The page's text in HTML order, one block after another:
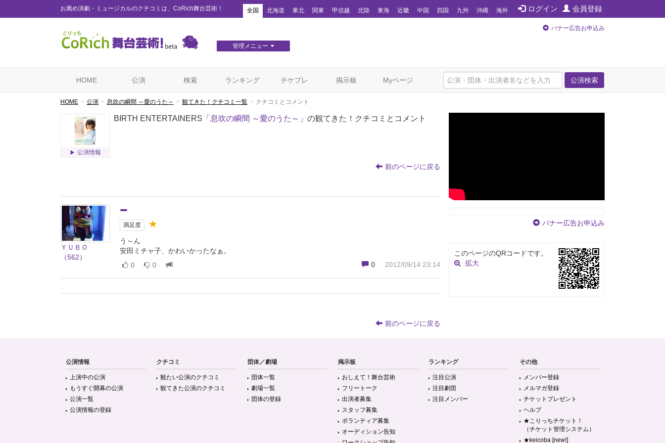
お薦め演劇・ミュージカルのクチコミは、CoRich舞台芸術！ ログイン 会員登録
全国 北海道 東北 関東 甲信越 北陸 東海 近畿 中国 四国 九州 沖縄 海外
管理メニュー
バナー広告お申込み
公演検索
HOME 公演 検索 ランキング チケプレ 掲示板 Myページ
HOME 公演 息吹の瞬間 ～愛のうた～ 観てきた！クチコミ一覧 クチコミとコメント
公演情報
BIRTH ENTERTAINERS「 息吹の瞬間 ～愛のうた～ 」の観てきた！クチコミとコメント
前のページに戻る
ＹＵＢＯ
（562）
満足度 ★
う～ん
安田ミチャ子、かわいかったなぁ。
0
2012/09/14 23:14
0 0
前のページに戻る
バナー広告お申込み
このページのQRコードです。
拡大
公演情報
上演中の公演
もうすぐ開幕の公演
公演一覧
公演情報の登録
クチコミ
観たい公演のクチコミ
観てきた公演のクチコミ
団体／劇場
団体一覧
劇場一覧
団体の登録
掲示板
おしえて！舞台芸術
フリートーク
出演者募集
スタッフ募集
ボランティア募集
オーディション告知
ランキング
注目公演
注目劇団
注目メンバー
その他
メンバー登録
メルマガ登録
チケットプレゼント
ヘルプ
★こりっちチケット！
（チケット管理システム）
★keicoba [new!]